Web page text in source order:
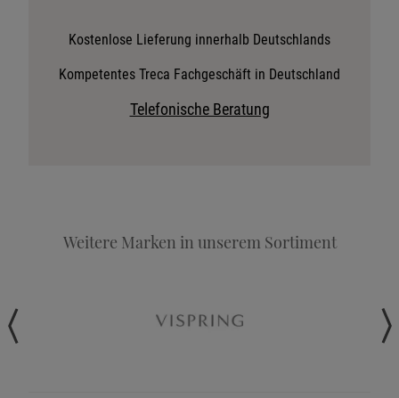
Stoffkollektion anfordern
Telefonische Beratung anfordern
Kostenlose Lieferung innerhalb Deutschlands
Kompetentes Treca Fachgeschäft in Deutschland
Telefonische Beratung
Weitere Marken in unserem Sortiment